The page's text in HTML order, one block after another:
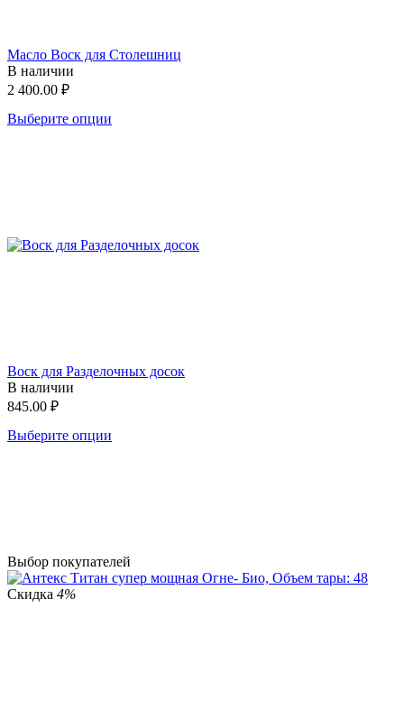
Масло Воск для Столешниц
В наличии
2 400.00 ₽
Выберите опции
Воск для Разделочных досок
В наличии
845.00 ₽
Выберите опции
Выбор покупателей
Скидка 4%